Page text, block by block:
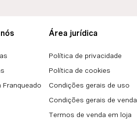
Franqueado
Área jurídica
Política de privacidade
Política de cookies
Condições gerais de uso
Condições gerais de venda
Termos de venda em loja